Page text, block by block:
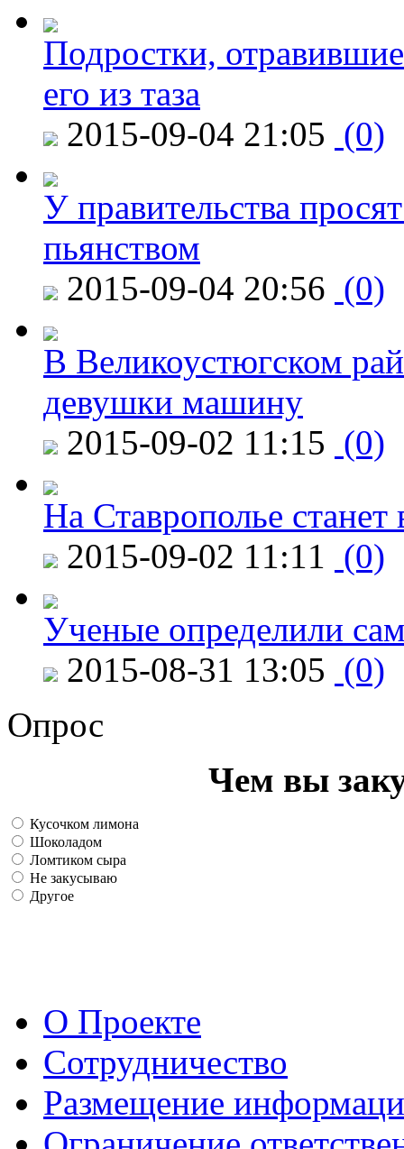
Подростки,
его из таза
2015-09-04 21:05 (0)
У правительства
пьянством
2015-09-04 20:56 (0)
В Великоустюгском
девушки машину
2015-09-02 11:15 (0)
На Ставрополье
2015-09-02 11:11 (0)
Ученые определили
2015-08-31 13:05 (0)
Опрос
Чем вы
Кусочком лимона
Шоколадом
Ломтиком сыра
Не закусываю
Другое
О Проекте
Сотрудничество
Размещение